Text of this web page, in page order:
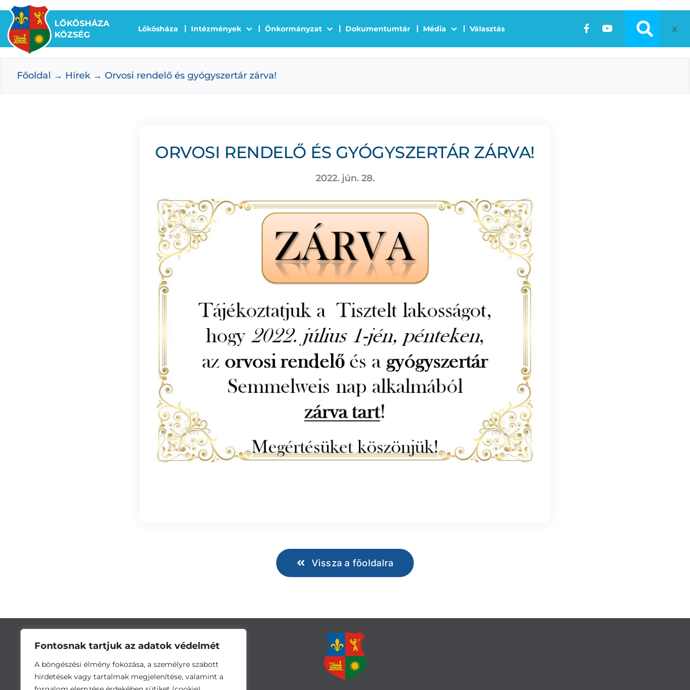
Fontosnak tartjuk az adatok védelmét
A böngészési élmény fokozása, a személyre szabott
hirdetések vagy tartalmak megjelenítése, valamint a
Kihagyás
LŐKÖSHÁZA
KÖZSÉG
Lőkösháza Intézmények Önkormányzat Dokumentumtár Média Választás x
Főoldal Hírek Orvosi rendelő és gyógyszertár zárva!
ORVOSI RENDELŐ ÉS GYÓGYSZERTÁR ZÁRVA!
2022. jún. 28.
Vissza a főoldalra